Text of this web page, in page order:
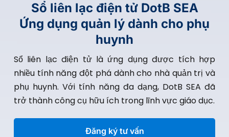
Sổ liên lạc điện tử DotB SEA
Ứng dụng quản lý dành cho phụ
huynh
Sổ liên lạc điện tử là ứng dụng được tích hợp
nhiều tính năng đột phá dành cho nhà quản trị và
phụ huynh. Với tính năng đa dạng, DotB SEA đã
trở thành công cụ hữu ích trong lĩnh vực giáo dục.
Đăng ký tư vấn